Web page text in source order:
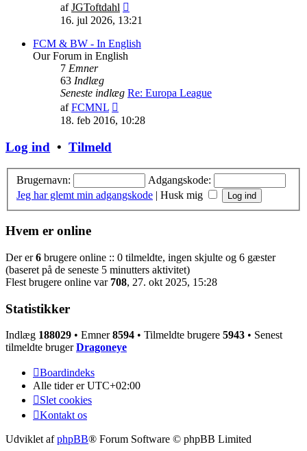
afJGToftdahl
det
indlæg
16. jul 2026, 13:21
FCM & BW - In English
Our Forum in English
7 Emner
63 Indlæg
Seneste indlæg Re: Europa League
afFCMNL
det
18. feb 2016, 10:28
Log ind • Tilmeld
Brugernavn:
Adgangskode:
Jeg har glemt min adgangskode | Husk mig
Hvem er online
Der er6 brugere online :: 0 tilmeldte, ingen skjulte og 6 gæster
(baseret på de seneste 5 minutters aktivitet)
Flest brugere online var 708, 27. okt 2025, 15:28
Statistikker
Indlæg 188029 • Emner8594 • Tilmeldte brugere 5943 • Senest
tilmeldte brugerDragoneye
Boardindeks
Alle tider erUTC+02:00
Slet cookies
Kontakt os
Udviklet afphpBB® Forum Software © phpBB Limited